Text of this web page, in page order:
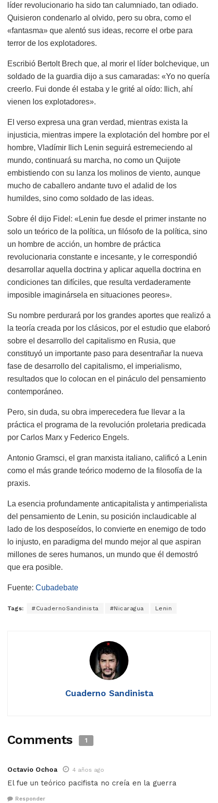
líder revolucionario ha sido tan calumniado, tan odiado.
Quisieron condenarlo al olvido, pero su obra, como el
«fantasma» que alentó sus ideas, recorre el orbe para
terror de los explotadores.
Escribió Bertolt Brech que, al morir el líder bolchevique, un
soldado de la guardia dijo a sus camaradas: «Yo no quería
creerlo. Fui donde él estaba y le grité al oído: Ilich, ahí
vienen los explotadores».
El verso expresa una gran verdad, mientras exista la
injusticia, mientras impere la explotación del hombre por el
hombre, Vladímir Ilich Lenin seguirá estremeciendo al
mundo, continuará su marcha, no como un Quijote
embistiendo con su lanza los molinos de viento, aunque
mucho de caballero andante tuvo el adalid de los
humildes, sino como soldado de las ideas.
Sobre él dijo Fidel: «Lenin fue desde el primer instante no
solo un teórico de la política, un filósofo de la política, sino
un hombre de acción, un hombre de práctica
revolucionaria constante e incesante, y le correspondió
desarrollar aquella doctrina y aplicar aquella doctrina en
condiciones tan difíciles, que resulta verdaderamente
imposible imaginársela en situaciones peores».
Su nombre perdurará por los grandes aportes que realizó a
la teoría creada por los clásicos, por el estudio que elaboró
sobre el desarrollo del capitalismo en Rusia, que
constituyó un importante paso para desentrañar la nueva
fase de desarrollo del capitalismo, el imperialismo,
resultados que lo colocan en el pináculo del pensamiento
contemporáneo.
Pero, sin duda, su obra imperecedera fue llevar a la
práctica el programa de la revolución proletaria predicada
por Carlos Marx y Federico Engels.
Antonio Gramsci, el gran marxista italiano, calificó a Lenin
como el más grande teórico moderno de la filosofía de la
praxis.
La esencia profundamente anticapitalista y antimperialista
del pensamiento de Lenin, su posición inclaudicable al
lado de los desposeídos, lo convierte en enemigo de todo
lo injusto, en paradigma del mundo mejor al que aspiran
millones de seres humanos, un mundo que él demostró
que era posible.
Fuente: Cubadebate
Tags: #CuadernoSandinista #Nicaragua Lenin
Cuaderno Sandinista
Comments 1
Octavio Ochoa 4 años ago
El fue un teórico pacifista no creía en la guerra
Responder